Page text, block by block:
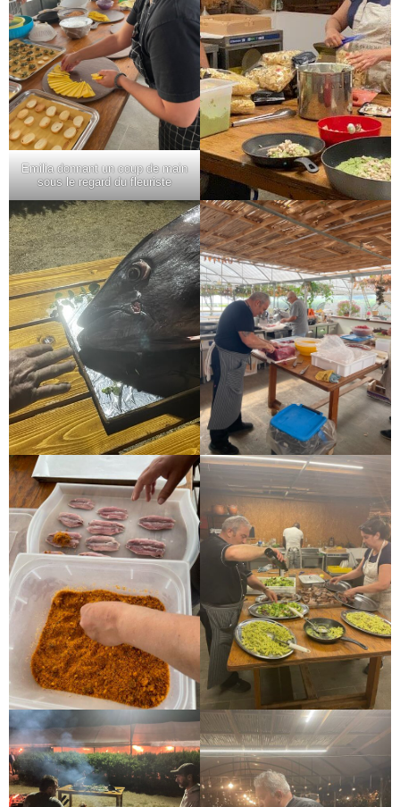
Emilia donnant un coup de main
sous le regard du fleuriste